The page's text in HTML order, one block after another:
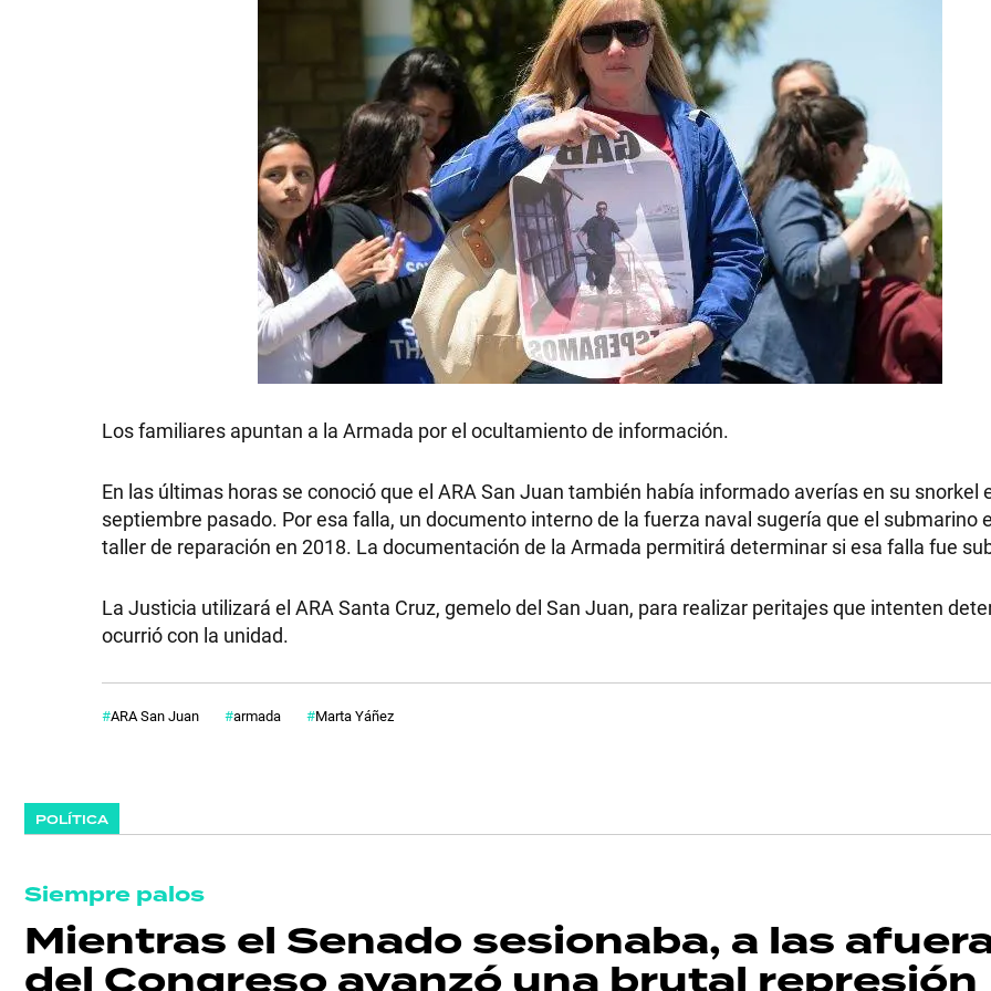
Los familiares apuntan a la Armada por el ocultamiento de información.
En las últimas horas se conoció que el ARA San Juan también había informado averías en su snorkel
septiembre pasado. Por esa falla, un documento interno de la fuerza naval sugería que el submarino
taller de reparación en 2018. La documentación de la Armada permitirá determinar si esa falla fue
La Justicia utilizará el ARA Santa Cruz, gemelo del San Juan, para realizar peritajes que intenten
ocurrió con la unidad.
ARA San Juan armada Marta Yáñez
POLÍTICA
Siempre palos
Mientras el Senado sesionaba, a las